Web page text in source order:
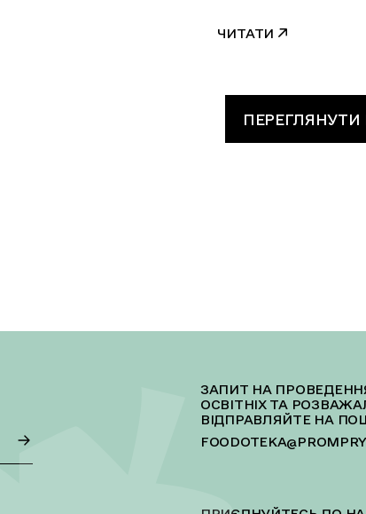
ЧИТАТИ
ПЕРЕГЛЯНУТИ
ЗАПИТ НА
ОСВІТНІХ ТА
ВІДПРАВЛЯЙТЕ НА